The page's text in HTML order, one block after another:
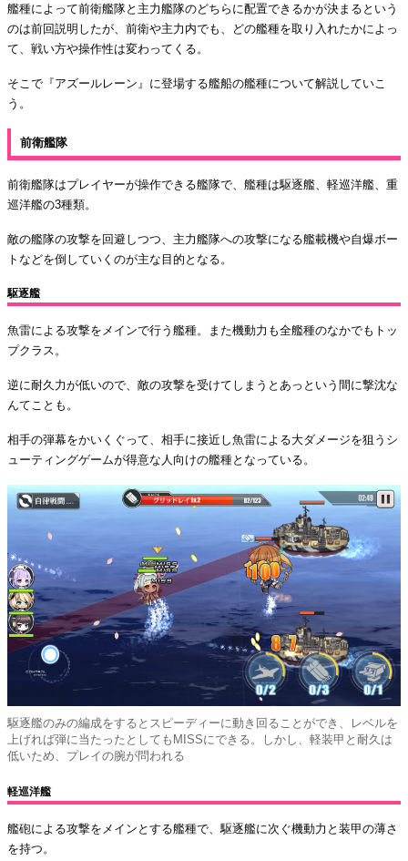
艦種によって前衛艦隊と主力艦隊のどちらに配置できるかが決まるという
のは前回説明したが、前衛や主力内でも、どの艦種を取り入れたかによっ
て、戦い方や操作性は変わってくる。
そこで『アズールレーン』に登場する艦船の艦種について解説していこ
う。
前衛艦隊
前衛艦隊はプレイヤーが操作できる艦隊で、艦種は駆逐艦、軽巡洋艦、重
巡洋艦の3種類。
敵の艦隊の攻撃を回避しつつ、主力艦隊への攻撃になる艦載機や自爆ボー
トなどを倒していくのが主な目的となる。
駆逐艦
魚雷による攻撃をメインで行う艦種。また機動力も全艦種のなかでもトッ
プクラス。
逆に耐久力が低いので、敵の攻撃を受けてしまうとあっという間に撃沈な
んてことも。
相手の弾幕をかいくぐって、相手に接近し魚雷による大ダメージを狙うシ
ューティングゲームが得意な人向けの艦種となっている。
駆逐艦のみの編成をするとスピーディーに動き回ることができ、レベルを
上げれば弾に当たったとしてもMISSにできる。しかし、軽装甲と耐久は
低いため、プレイの腕が問われる
軽巡洋艦
艦砲による攻撃をメインとする艦種で、駆逐艦に次ぐ機動力と装甲の薄さ
を持つ。